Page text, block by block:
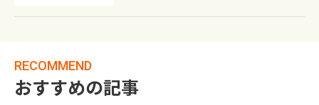
RECOMMEND
おすすめの記事